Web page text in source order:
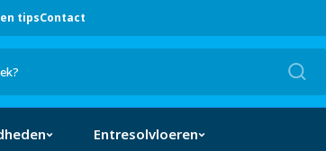
tipsContact
Entresolvloeren